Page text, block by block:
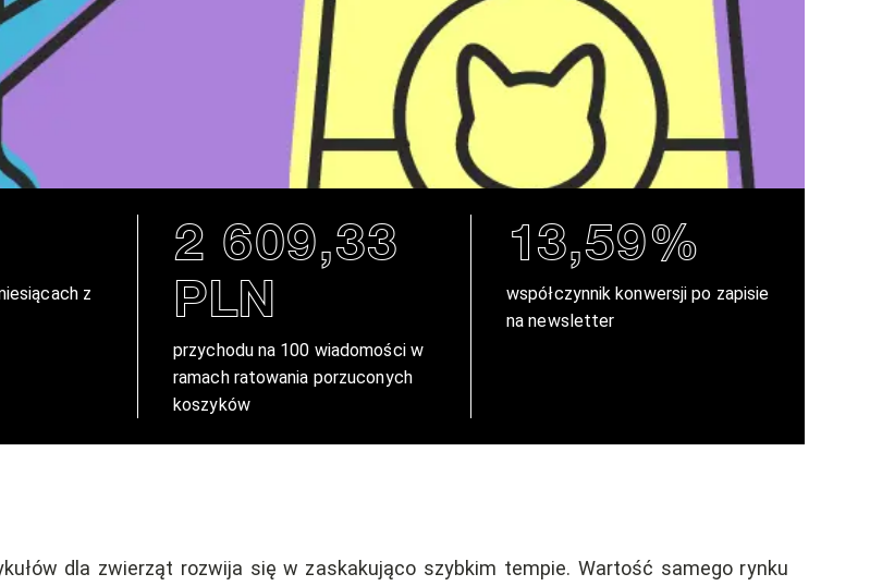
z
2 609,33
PLN
przychodu na 100 wiadomości w
ramach ratowania porzuconych
koszyków
13,59%
współczynnik konwersji po zapisie
na newsletter
dla zwierząt rozwija się w zaskakująco szybkim tempie. Wartość samego rynku